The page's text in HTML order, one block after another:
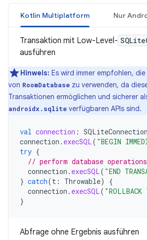
Kotlin Multiplatform Nur
Transaktion mit Low-Level-
ausführen
Hinweis: Es wird immer empfohlen,
von RoomDatabase zu verwenden, da
Transaktionen ermöglichen und sicherer
androidx.sqlite verfügbaren APIs sind.
val connection : SQLiteConnection
connection . execSQL( "BEGIN
try {
// perform database
connection . execSQL( "END
} catch(t : Throwable)
{
connection . execSQL( "ROLLBACK
}
Abfrage ohne Ergebnis ausführen